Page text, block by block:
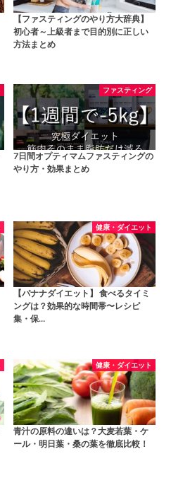
【ファスティングのやり方大辞典】
初心者～上級者まで目的別に正しい
方法まとめ
ファスティング
7日間オプティマムファスティングの
やり方・効果まとめ
健康・ダイエット
【バナナダイエット】 食べるタイミ
ングは？効果的な時間帯〜レシピ
集・保…
健康・ダイエット
青汁の原料の違いは？大麦若葉・ケ
ール・明日葉・桑の葉を徹底比較！